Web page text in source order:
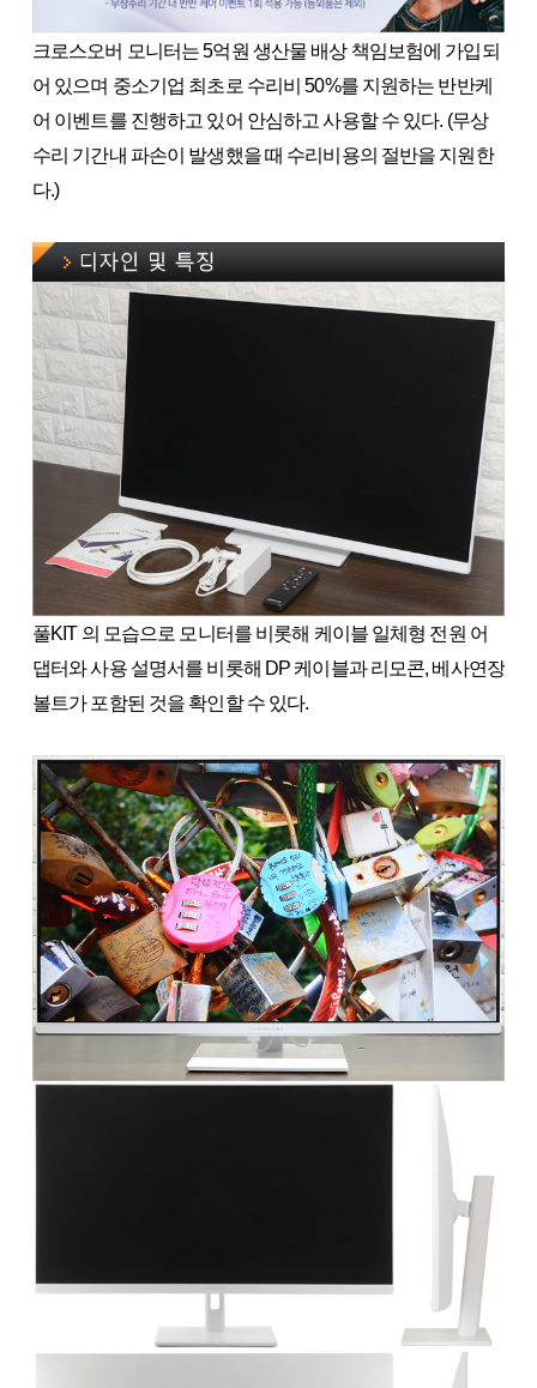
크로스오버 모니터는 5억원 생산물 배상 책임보험에 가입되
어 있으며 중소기업 최초로 수리비 50%를 지원하는 반반케
어 이벤트를 진행하고 있어 안심하고 사용할 수 있다. (무상
수리 기간내 파손이 발생했을 때 수리비용의 절반을 지원한
다.)
풀KIT 의 모습으로 모니터를 비롯해 케이블 일체형 전원 어
댑터와 사용 설명서를 비롯해 DP 케이블과 리모콘, 베사연장
볼트가 포함된 것을 확인할 수 있다.